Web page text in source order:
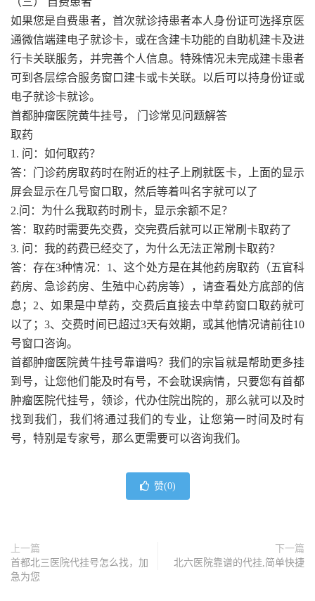
如果您是自费患者，首次就诊持患者本人身份证可选择京医
通微信端建电子就诊卡，或在含建卡功能的自助机建卡及进
行卡关联服务，并完善个人信息。特殊情况未完成建卡患者
可到各层综合服务窗口建卡或卡关联。以后可以持身份证或
电子就诊卡就诊。
首都肿瘤医院黄牛挂号， 门诊常见问题解答
取药
1. 问：如何取药？
答：门诊药房取药时在附近的柱子上刷就医卡，上面的显示
屏会显示在几号窗口取，然后等着叫名字就可以了
2.问：为什么我取药时刷卡，显示余额不足？
答：取药时需要先交费，交完费后就可以正常刷卡取药了
3. 问：我的药费已经交了，为什么无法正常刷卡取药？
答：存在3种情况：1、这个处方是在其他药房取药（五官科
药房、急诊药房、生殖中心药房等），请查看处方底部的信
息；2、如果是中草药，交费后直接去中草药窗口取药就可
以了；3、交费时间已超过3天有效期，或其他情况请前往10
号窗口咨询。
首都肿瘤医院黄牛挂号靠谱吗？我们的宗旨就是帮助更多挂
到号，让您他们能及时有号，不会耽误病情，只要您有首都
肿瘤医院代挂号，领诊，代办住院出院的，那么就可以及时
找到我们，我们将通过我们的专业，让您第一时间及时有
号，特别是专家号，那么更需要可以咨询我们。
赞(0)
上一篇
首都北三医院代挂号怎么找，加
急为您
下一篇
北六医院靠谱的代挂,简单快捷